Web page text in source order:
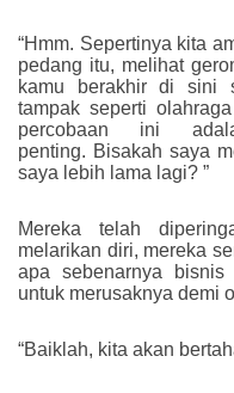
“Hmm. Sepertinya kita
pedang itu, melihat
kamu berakhir di sini
tampak seperti
percobaan ini
penting. Bisakah saya
saya lebih lama lagi? ”
Mereka telah
melarikan diri, mereka
apa sebenarnya
untuk merusaknya demi
“Baiklah, kita akan